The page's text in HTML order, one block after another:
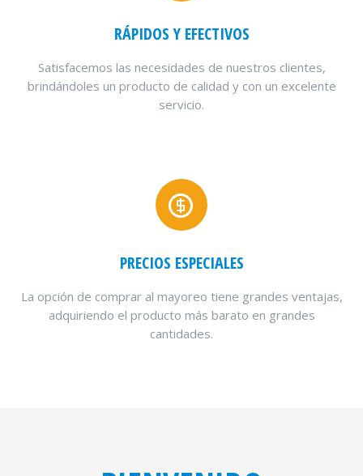
RÁPIDOS Y EFECTIVOS
Satisfacemos las necesidades de nuestros clientes,
brindándoles un producto de calidad y con un excelente
servicio.
PRECIOS ESPECIALES
La opción de comprar al mayoreo tiene grandes ventajas,
adquiriendo el producto más barato en grandes
cantidades.